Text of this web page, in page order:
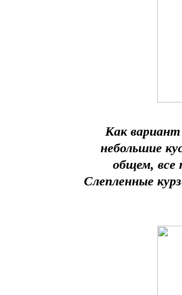
Как
небольшие
общем, все
Слепленные